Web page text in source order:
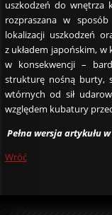
uszkodzeń do wnętrza
rozpraszana w
lokalizacji uszkodzeń
z układem japońskim, w
w konsekwencji –
strukturę nośną burty,
wtórnych od sił
względem kubatury
Pełna wersja artykułu
Wróć